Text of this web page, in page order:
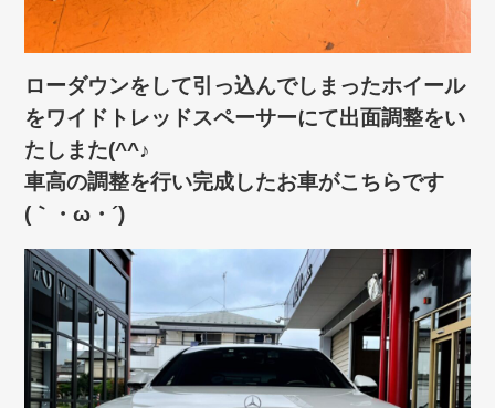
ローダウンをして引っ込んでしまったホイール
をワイドトレッドスペーサーにて出面調整をい
たしまた(^^♪
車高の調整を行い完成したお車がこちらです
(｀・ω・´)ゞ